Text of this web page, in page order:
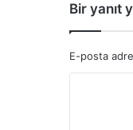
Bir yanıt
E-posta